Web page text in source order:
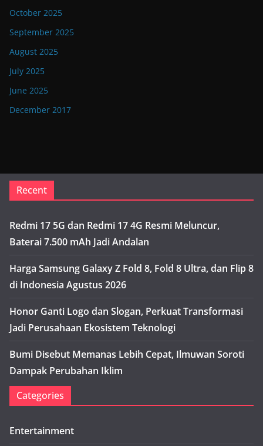
October 2025
September 2025
August 2025
July 2025
June 2025
December 2017
Recent
Redmi 17 5G dan Redmi 17 4G Resmi Meluncur,
Baterai 7.500 mAh Jadi Andalan
Harga Samsung Galaxy Z Fold 8, Fold 8 Ultra, dan Flip 8
di Indonesia Agustus 2026
Honor Ganti Logo dan Slogan, Perkuat Transformasi
Jadi Perusahaan Ekosistem Teknologi
Bumi Disebut Memanas Lebih Cepat, Ilmuwan Soroti
Dampak Perubahan Iklim
Categories
Entertainment